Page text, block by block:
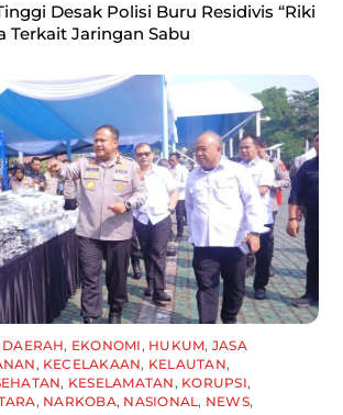
Desak Polisi Buru Residivis “Riki
Terkait Jaringan Sabu
DAERAH, EKONOMI, HUKUM, JASA
, KECELAKAAN, KELAUTAN,
, KESELAMATAN, KORUPSI,
, NARKOBA, NASIONAL, NEWS,